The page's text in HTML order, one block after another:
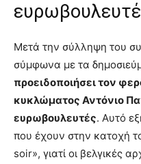
Μετά την σύλληψη του
σύμφωνα με τα
προειδοποιήσει τον
κυκλώματος Αντόνιο
ευρωβουλευτές. Αυτό
που έχουν στην κατοχή
soir», γιατί οι βελγικές